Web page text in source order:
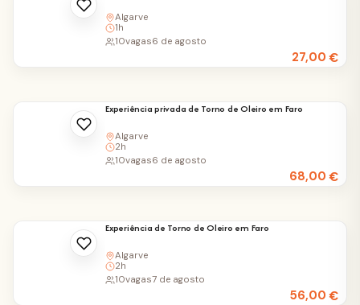
Algarve
1h
27,00€
10vagas6 de agosto
Experiência privada de Torno de Oleiro em Faro
Algarve
2h
68,00€
10vagas6 de agosto
Experiência de Torno de Oleiro em Faro
Algarve
2h
56,00€
10vagas7 de agosto